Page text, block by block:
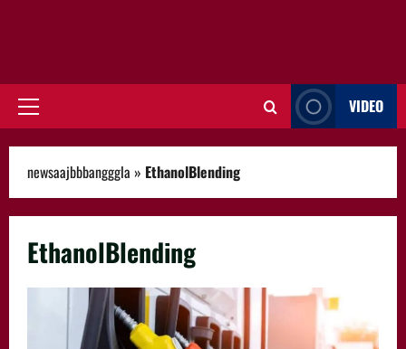
Primary
VIDEO
newsaajbbbangggla » EthanolBlending
EthanolBlending